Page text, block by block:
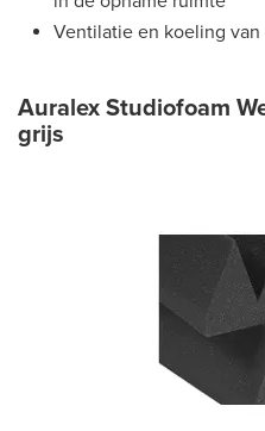
Ventilatie en koeling
Auralex Studiofoam
grijs